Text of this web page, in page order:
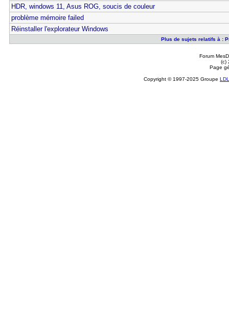
HDR, windows 11, Asus ROG, soucis de couleur
problème mémoire failed
Réinstaller l'explorateur Windows
Plus de sujets relatifs à :
Forum
(c)
Page
Copyright © 1997-2025 Groupe